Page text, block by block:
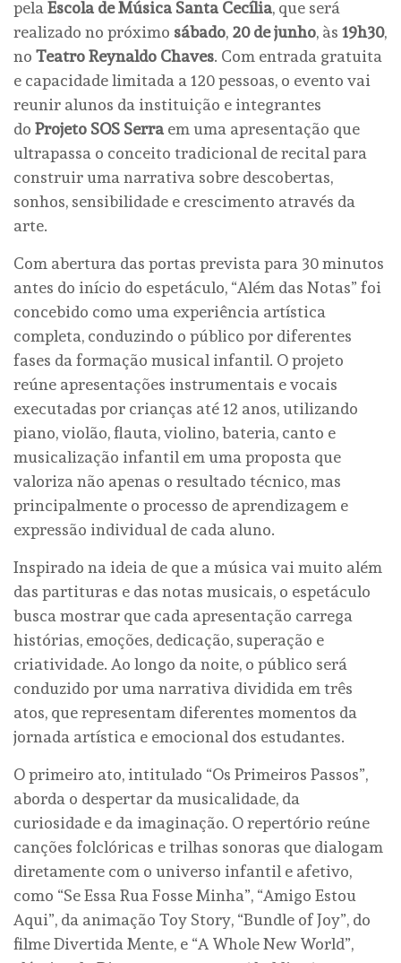
pela Escola de Música Santa Cecília, que será
realizado no próximo sábado, 20 de junho, às 19h30,
no Teatro Reynaldo Chaves. Com entrada gratuita
e capacidade limitada a 120 pessoas, o evento vai
reunir alunos da instituição e integrantes
do Projeto SOS Serra em uma apresentação que
ultrapassa o conceito tradicional de recital para
construir uma narrativa sobre descobertas,
sonhos, sensibilidade e crescimento através da
arte.
Com abertura das portas prevista para 30 minutos
antes do início do espetáculo, “Além das Notas” foi
concebido como uma experiência artística
completa, conduzindo o público por diferentes
fases da formação musical infantil. O projeto
reúne apresentações instrumentais e vocais
executadas por crianças até 12 anos, utilizando
piano, violão, flauta, violino, bateria, canto e
musicalização infantil em uma proposta que
valoriza não apenas o resultado técnico, mas
principalmente o processo de aprendizagem e
expressão individual de cada aluno.
Inspirado na ideia de que a música vai muito além
das partituras e das notas musicais, o espetáculo
busca mostrar que cada apresentação carrega
histórias, emoções, dedicação, superação e
criatividade. Ao longo da noite, o público será
conduzido por uma narrativa dividida em três
atos, que representam diferentes momentos da
jornada artística e emocional dos estudantes.
O primeiro ato, intitulado “Os Primeiros Passos”,
aborda o despertar da musicalidade, da
curiosidade e da imaginação. O repertório reúne
canções folclóricas e trilhas sonoras que dialogam
diretamente com o universo infantil e afetivo,
como “Se Essa Rua Fosse Minha”, “Amigo Estou
Aqui”, da animação Toy Story, “Bundle of Joy”, do
filme Divertida Mente, e “A Whole New World”,